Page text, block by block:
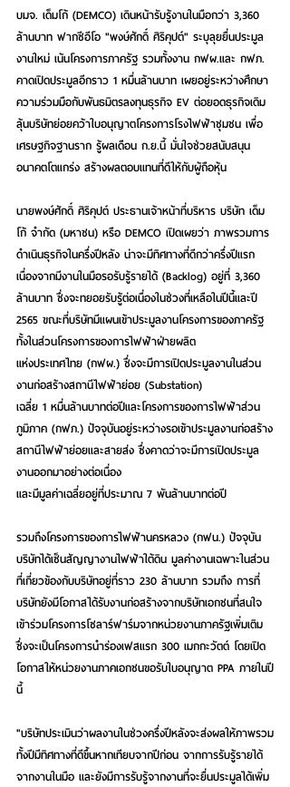
บมจ. เด็มโก้ (DEMCO) เดินหน้ารับรู้งานในมือกว่า 3,360
ล้านบาท ฟากซีอีโอ "พงษ์ศักดิ์ ศิริคุปต์" ระบุลุยยื่นประมูล
งานใหม่ เน้นโครงการภาครัฐ รวมทั้งงาน กฟผ.และ กฟภ.
คาดเปิดประมูลอีกราว 1 หมื่นล้านบาท เผยอยู่ระหว่างศึกษา
ความร่วมมือกับพันธมิตรลงทุนธุรกิจ EV ต่อยอดธุรกิจเดิม
ลุ้นบริษัทย่อยคว้าใบอนุญาตโครงการโรงไฟฟ้าชุมชน เพื่อ
เศรษฐกิจฐานราก รู้ผลเดือน ก.ย.นี้ มั่นใจช่วยสนับสนุน
อนาคตโตแกร่ง สร้างผลตอบแทนที่ดีให้กับผู้ถือหุ้น
นายพงษ์ศักดิ์ ศิริคุปต์ ประธานเจ้าหน้าที่บริหาร บริษัท เด็ม
โก้ จำกัด (มหาชน) หรือ DEMCO เปิดเผยว่า ภาพรวมการ
ดำเนินธุรกิจในครึ่งปีหลัง น่าจะมีทิศทางที่ดีกว่าครึ่งปีแรก
เนื่องจากมีงานในมือรอรับรู้รายได้ (Backlog) อยู่ที่ 3,360
ล้านบาท ซึ่งจะทยอยรับรู้ต่อเนื่องในช่วงที่เหลือในปีนี้และปี
2565 ขณะที่บริษัทมีแผนเข้าประมูลงานโครงการของภาครัฐ
ทั้งในส่วนโครงการของการไฟฟ้าฝ่ายผลิต
แห่งประเทศไทย (กฟผ.) ซึ่งจะมีการเปิดประมูลงานในส่วน
งานก่อสร้างสถานีไฟฟ้าย่อย (Substation)
เฉลี่ย 1 หมื่นล้านบาทต่อปีและโครงการของการไฟฟ้าส่วน
ภูมิภาค (กฟภ.) ปัจจุบันอยู่ระหว่างรอเข้าประมูลงานก่อสร้าง
สถานีไฟฟ้าย่อยและสายส่ง ซึ่งคาดว่าจะมีการเปิดประมูล
งานออกมาอย่างต่อเนื่อง
และมีมูลค่าเฉลี่ยอยู่ที่ประมาณ 7 พันล้านบาทต่อปี
รวมถึงโครงการของการไฟฟ้านครหลวง (กฟน.) ปัจจุบัน
บริษัทได้เซ็นสัญญางานไฟฟ้าใต้ดิน มูลค่างานเฉพาะในส่วน
ที่เกี่ยวข้องกับบริษัทอยู่ที่ราว 230 ล้านบาท รวมถึง การที่
บริษัทยังมีโอกาสได้รับงานก่อสร้างจากบริษัทเอกชนที่สนใจ
เข้าร่วมโครงการโซลาร์ฟาร์มจากหน่วยงานภาครัฐเพิ่มเติม
ซึ่งจะเป็นโครงการนำร่องเฟสแรก 300 เมกกะวัตต์ โดยเปิด
โอกาสให้หน่วยงานภาคเอกชนขอรับใบอนุญาต PPA ภายในปี
นี้
"บริษัทประเมินว่าผลงานในช่วงครึ่งปีหลังจะส่งผลให้ภาพรวม
ทั้งปีมีทิศทางที่ดีขึ้นหากเทียบจากปีก่อน จากการรับรู้รายได้
จากงานในมือ และยังมีการรับรู้จากงานที่จะยื่นประมูลได้เพิ่ม